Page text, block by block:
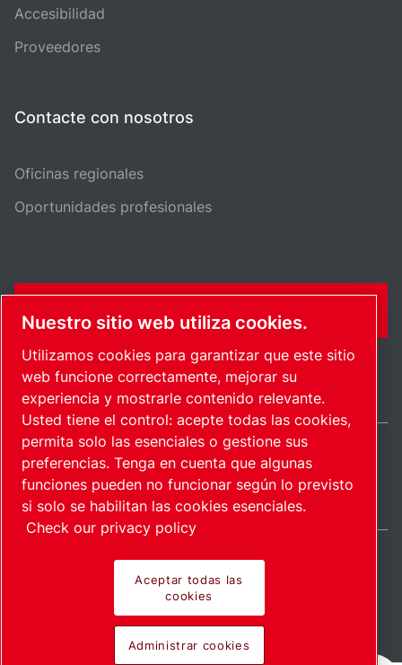
Accesibilidad
Proveedores
Contacte con nosotros
Oficinas regionales
Oportunidades profesionales
Mapa del sitioAdministrar cookies © 2026 Copyright.
International / ES
Pioneering products.
Nuestro sitio web utiliza cookies.
Utilizamos cookies para garantizar que este sitio
web funcione correctamente, mejorar su
experiencia y mostrarle contenido relevante.
Usted tiene el control: acepte todas las cookies,
permita solo las esenciales o gestione sus
preferencias. Tenga en cuenta que algunas
funciones pueden no funcionar según lo previsto
si solo se habilitan las cookies esenciales.
Check our privacy policy
Aceptar todas las
cookies
Administrar cookies